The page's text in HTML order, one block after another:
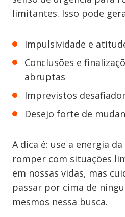
limitantes. Isso pode
Impulsividade e
Conclusões e
abruptas
Imprevistos
Desejo forte de
A dica é: use a energia
romper com situações
em nossas vidas, mas
passar por cima de
mesmos nessa busca.